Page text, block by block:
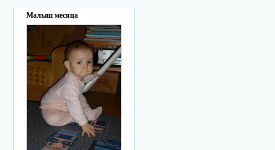
Малыш месяца